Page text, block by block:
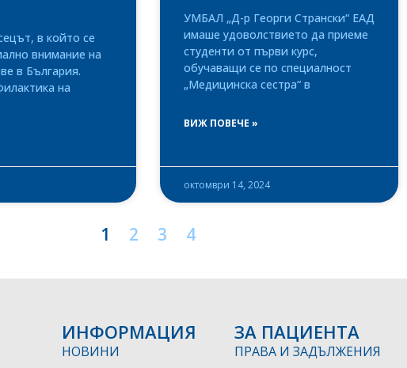
в който се
внимание на
в България.
на
УМБАЛ „Д-р Георги Странски“ ЕАД
имаше удоволствието да приеме
студенти от първи курс,
обучаващи се по специалност
„Медицинска сестра“ в
ВИЖ ПОВЕЧЕ »
октомври 14, 2024
1 2 3 4
ИНФОРМАЦИЯ
НОВИНИ
ЗА ПАЦИЕНТА
ПРАВА И ЗАДЪЛЖЕНИЯ